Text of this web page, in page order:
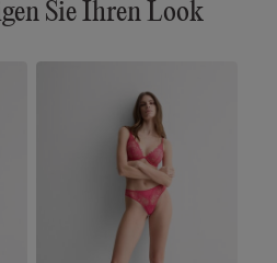
Sie Ihren Look